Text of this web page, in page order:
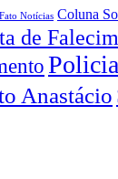
Notícias Coluna
de
Anastácio